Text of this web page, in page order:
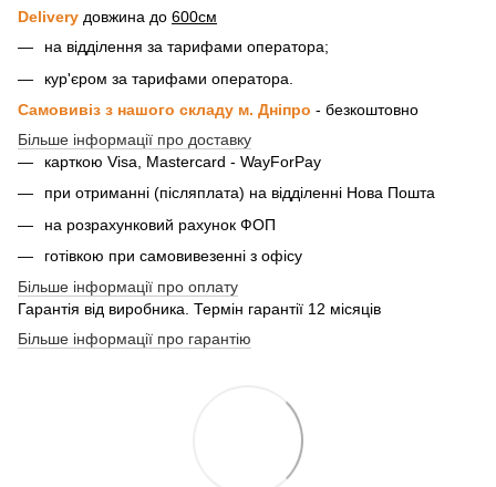
Delivery довжина до 600см
на відділення за тарифами оператора;
кур'єром за тарифами оператора.
Самовивіз з нашого складу м. Дніпро - безкоштовно
Більше інформації про доставку
карткою Visa, Mastercard - WayForPay
при отриманні (післяплата) на відділенні Нова Пошта
на розрахунковий рахунок ФОП
готівкою при самовивезенні з офісу
Більше інформації про оплату
Гарантія від виробника. Термін гарантії 12 місяців
Більше інформації про гарантію